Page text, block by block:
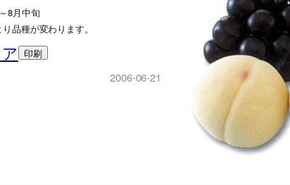
8月中旬
品種が変わります。
印刷
2006-06-21